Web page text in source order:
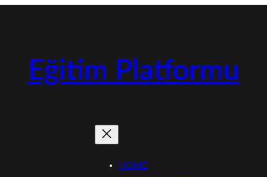
Eğitim Platformu
HOME